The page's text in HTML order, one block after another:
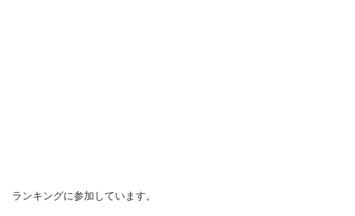
ランキングに参加しています。